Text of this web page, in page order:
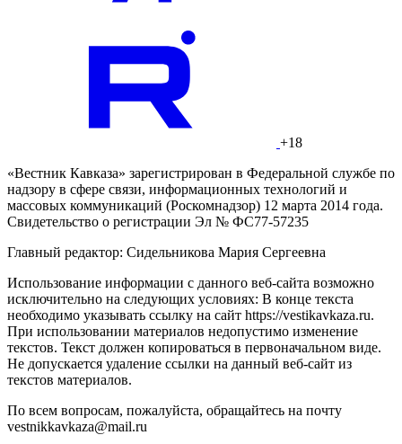
+18
«Вестник Кавказа» зарегистрирован в Федеральной службе по
надзору в сфере связи, информационных технологий и
массовых коммуникаций (Роскомнадзор) 12 марта 2014 года.
Свидетельство о регистрации Эл № ФС77-57235
Главный редактор: Сидельникова Мария Сергеевна
Использование информации с данного веб-сайта возможно
исключительно на следующих условиях: В конце текста
необходимо указывать ссылку на сайт https://vestikavkaza.ru.
При использовании материалов недопустимо изменение
текстов. Текст должен копироваться в первоначальном виде.
Не допускается удаление ссылки на данный веб-сайт из
текстов материалов.
По всем вопросам, пожалуйста, обращайтесь на почту
vestnikkavkaza@mail.ru